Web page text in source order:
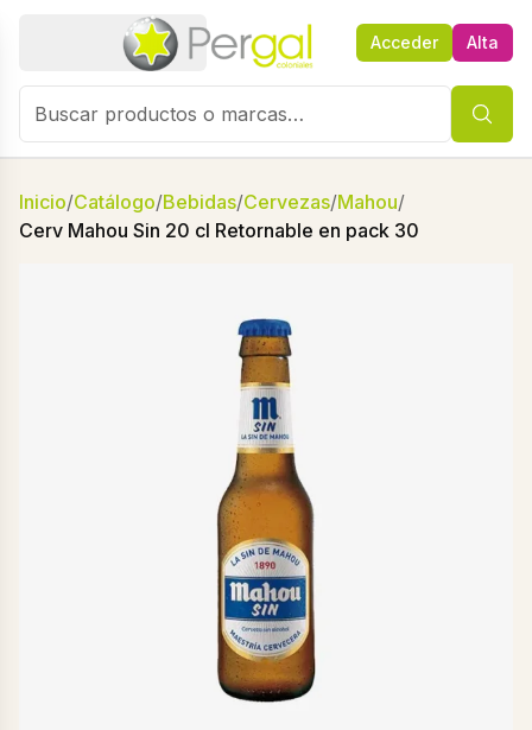
Acceder Alta
Inicio/Catálogo/Bebidas/Cervezas/Mahou/
Cerv Mahou Sin 20 cl Retornable en pack 30